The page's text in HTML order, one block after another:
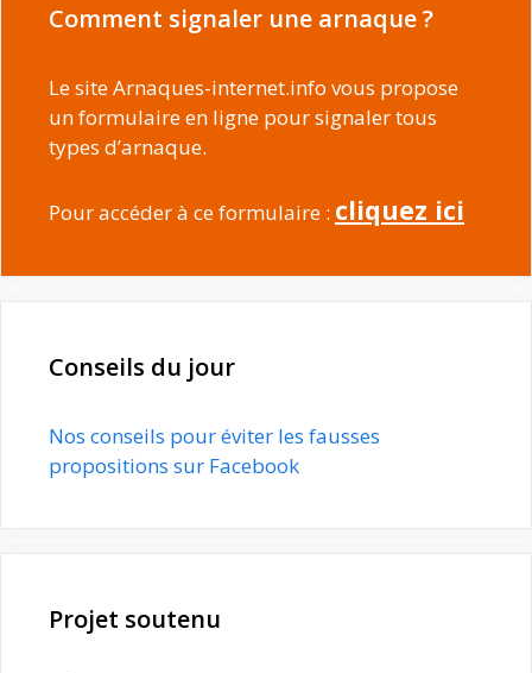
Comment signaler une arnaque ?
Le site Arnaques-internet.info vous propose
un formulaire en ligne pour signaler tous
types d’arnaque.
Pour accéder à ce formulaire : cliquez ici
Conseils du jour
Nos conseils pour éviter les fausses
propositions sur Facebook
Projet soutenu